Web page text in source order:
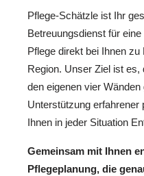
Pflege-Schätzle ist Ihr
Betreuungsdienst für
Pflege direkt bei Ihnen
Region. Unser Ziel ist
den eigenen vier
Unterstützung erfahrener
Ihnen in jeder Situation
Gemeinsam mit Ihnen
Pflegeplanung, die